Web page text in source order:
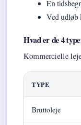
En
Ved udløb
Hvad er de 4
Kommercielle
TYPE
Bruttoleje